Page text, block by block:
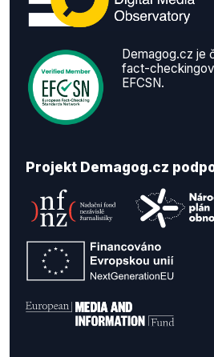
Demagog.cz je
fact-
EFCSN.
Projekt Demagog.cz